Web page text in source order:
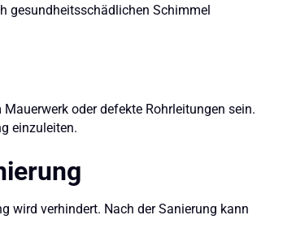
gesundheitsschädlichen Schimmel
oder defekte Rohrleitungen sein.
einzuleiten.
wird verhindert. Nach der Sanierung kann